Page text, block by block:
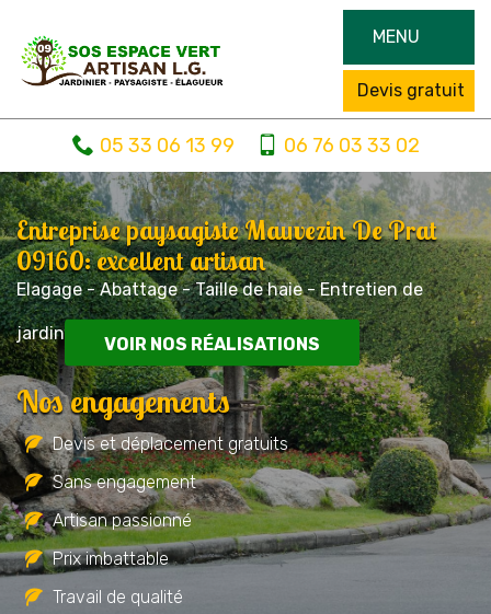
MENU
Devis gratuit
05 33 06 13 99 06 76 03 33 02
Entreprise paysagiste Mauvezin De Prat
09160: excellent artisan
Elagage - Abattage - Taille de haie - Entretien de
jardin
VOIR NOS RÉALISATIONS
Nos engagements
Devis et déplacement gratuits
Sans engagement
Artisan passionné
Prix imbattable
Travail de qualité